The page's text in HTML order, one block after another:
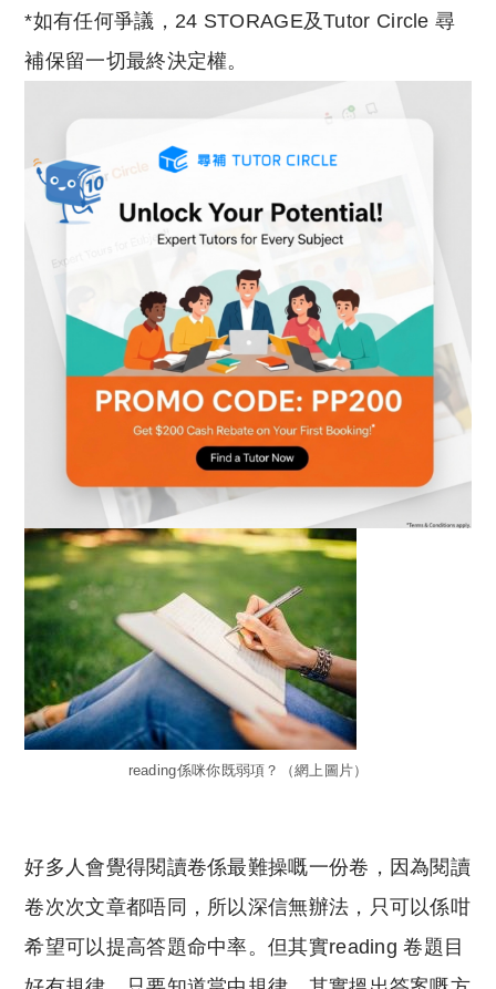
*如有任何爭議，24 STORAGE及Tutor Circle 尋
補保留一切最終決定權。
reading係咪你既弱項？（網上圖片）
好多人會覺得閱讀卷係最難操嘅一份卷，因為閱讀
卷次次文章都唔同，所以深信無辦法，只可以係咁
希望可以提高答題命中率。但其實reading 卷題目